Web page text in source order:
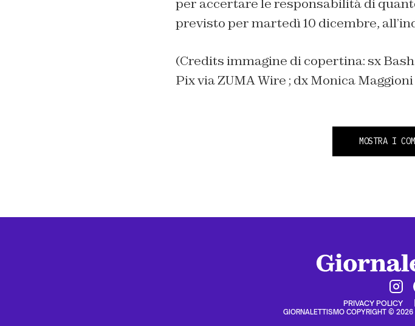
per accertare le responsabilità di
previsto per martedì 10 dicembre,
(Credits immagine di copertina: sx
Pix via ZUMA Wire ; dx Monica
MOSTRA I
PRIVACY POLICY
GIORNALETTISMO COPYRIGHT © 2026